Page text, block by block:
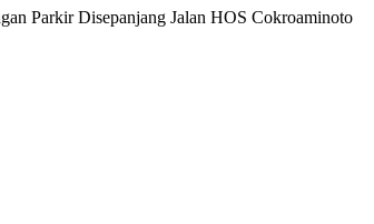
Parkir Disepanjang Jalan HOS Cokroaminoto